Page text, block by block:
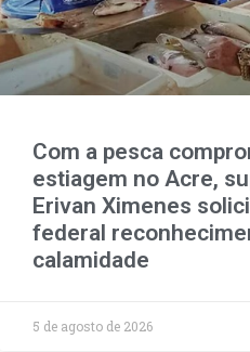
Com a pesca
estiagem no Acre,
Erivan Ximenes
federal
calamidade
5 de agosto de 2026